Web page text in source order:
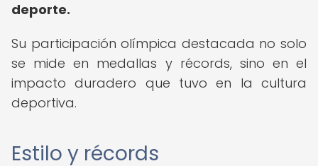
deporte.
Su participación olímpica destacada no solo
se mide en medallas y récords, sino en el
impacto duradero que tuvo en la cultura
deportiva.
Estilo y récords